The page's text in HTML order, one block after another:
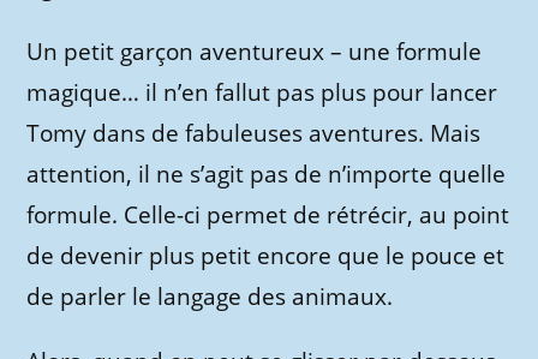
Un petit garçon aventureux – une formule
magique… il n’en fallut pas plus pour lancer
Tomy dans de fabuleuses aventures. Mais
attention, il ne s’agit pas de n’importe quelle
formule. Celle-ci permet de rétrécir, au point
de devenir plus petit encore que le pouce et
de parler le langage des animaux.